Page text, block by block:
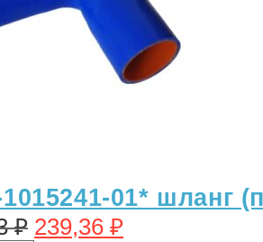
1015241-01* шланг
₽ 239,36 ₽